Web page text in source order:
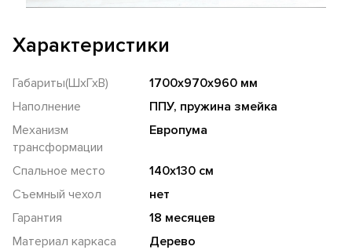
Характеристики
Габариты(ШхГхВ)
1700х970х960 мм
Наполнение
ППУ, пружина змейка
Механизм
трансформации
Европума
Спальное место
140х130 см
Съемный чехол
нет
Гарантия
18 месяцев
Материал каркаса
Дерево